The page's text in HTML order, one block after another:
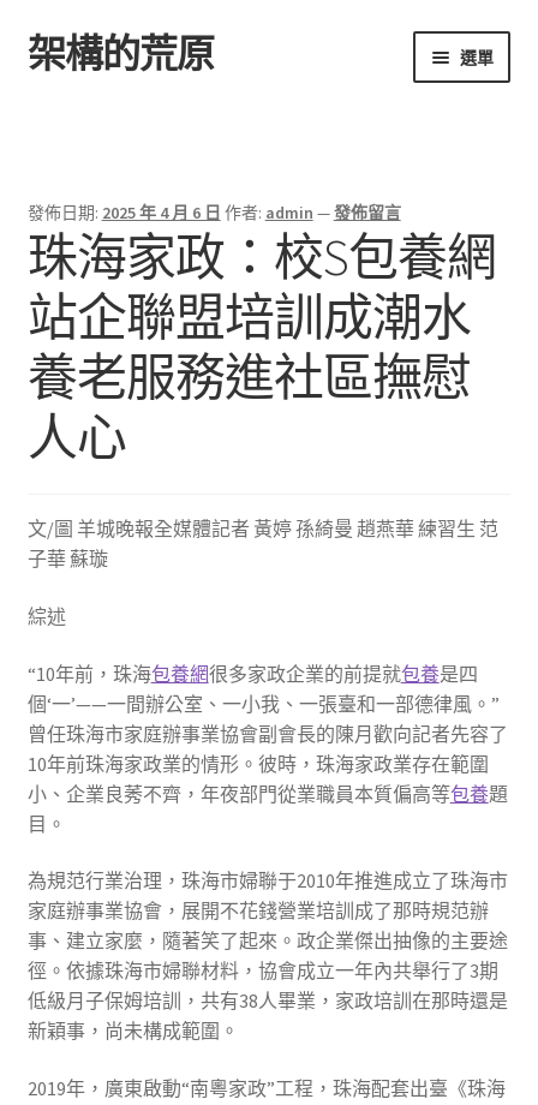
跳
至
跳
至
架構的荒原 選單
發佈日期: 2025 年 4 月 6 日 作者: admin —發佈留言
珠海家政：校S包養網
站企聯盟培訓成潮水
養老服務進社區撫慰
人心
文/圖 羊城晚報全媒體記者 黃婷 孫綺曼 趙燕華 練習生 范
子華 蘇璇
綜述
“10年前，珠海包養網很多家政企業的前提就包養是四
個‘一’——一間辦公室、一小我、一張臺和一部德律風。”
曾任珠海市家庭辦事業協會副會長的陳月歡向記者先容了
10年前珠海家政業的情形。彼時，珠海家政業存在範圍
小、企業良莠不齊，年夜部門從業職員本質偏高等包養題
目。
為規范行業治理，珠海市婦聯于2010年推進成立了珠海市
家庭辦事業協會，展開不花錢營業培訓成了那時規范辦
事、建立家麼，隨著笑了起來。政企業傑出抽像的主要途
徑。依據珠海市婦聯材料，協會成立一年內共舉行了3期
低級月子保姆培訓，共有38人畢業，家政培訓在那時還是
新穎事，尚未構成範圍。
2019年，廣東啟動“南粵家政”工程，珠海配套出臺《珠海